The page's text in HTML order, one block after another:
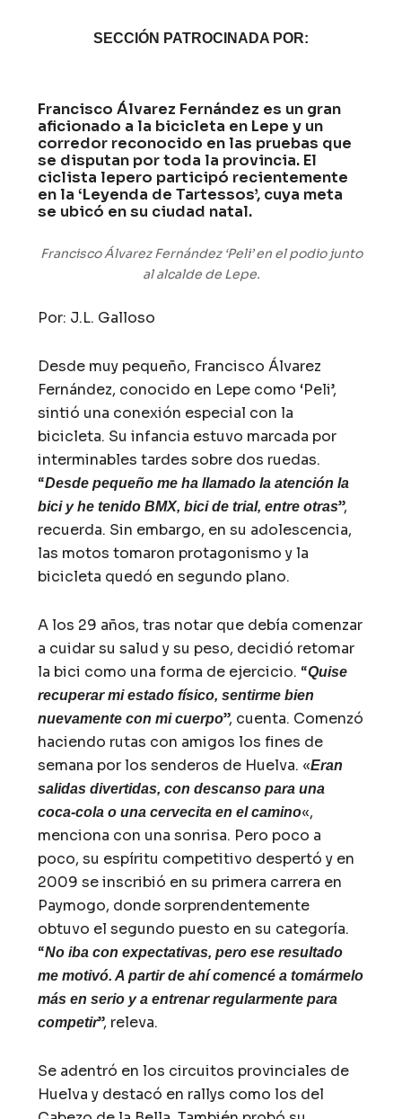
SECCIÓN PATROCINADA POR:
Francisco Álvarez Fernández es un gran
aficionado a la bicicleta en Lepe y un
corredor reconocido en las pruebas que
se disputan por toda la provincia. El
ciclista lepero participó recientemente
en la ‘Leyenda de Tartessos’, cuya meta
se ubicó en su ciudad natal.
Francisco Álvarez Fernández ‘Peli’ en el podio junto
al alcalde de Lepe.
Por: J.L. Galloso
Desde muy pequeño, Francisco Álvarez
Fernández, conocido en Lepe como ‘Peli’,
sintió una conexión especial con la
bicicleta. Su infancia estuvo marcada por
interminables tardes sobre dos ruedas.
“Desde pequeño me ha llamado la atención la
bici y he tenido BMX, bici de trial, entre otras”,
recuerda. Sin embargo, en su adolescencia,
las motos tomaron protagonismo y la
bicicleta quedó en segundo plano.
A los 29 años, tras notar que debía comenzar
a cuidar su salud y su peso, decidió retomar
la bici como una forma de ejercicio. “Quise
recuperar mi estado físico, sentirme bien
nuevamente con mi cuerpo”, cuenta. Comenzó
haciendo rutas con amigos los fines de
semana por los senderos de Huelva. «Eran
salidas divertidas, con descanso para una
coca-cola o una cervecita en el camino«,
menciona con una sonrisa. Pero poco a
poco, su espíritu competitivo despertó y en
2009 se inscribió en su primera carrera en
Paymogo, donde sorprendentemente
obtuvo el segundo puesto en su categoría.
“No iba con expectativas, pero ese resultado
me motivó. A partir de ahí comencé a tomármelo
más en serio y a entrenar regularmente para
competir”, releva.
Se adentró en los circuitos provinciales de
Huelva y destacó en rallys como los del